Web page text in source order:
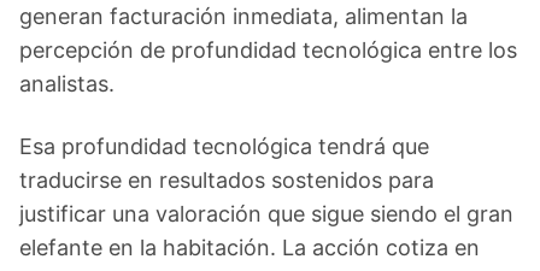
generan facturación inmediata, alimentan la
percepción de profundidad tecnológica entre los
analistas.
Esa profundidad tecnológica tendrá que
traducirse en resultados sostenidos para
justificar una valoración que sigue siendo el gran
elefante en la habitación. La acción cotiza en